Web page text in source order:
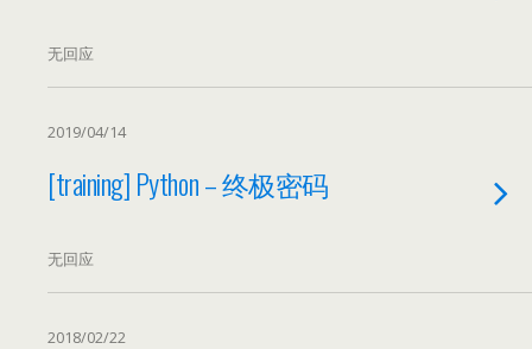
无回应
2019/04/14
[training] Python – 终极密码
无回应
2018/02/22